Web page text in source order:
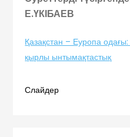
Е.ҮКІБАЕВ
Қазақстан – Еуропа
қырлы ынтымақтастық
Слайдер